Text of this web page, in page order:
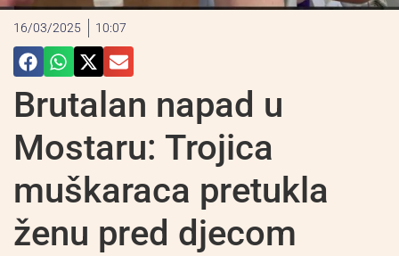
16/03/2025 10:07
Brutalan napad u
Mostaru: Trojica
muškaraca pretukla
ženu pred djecom